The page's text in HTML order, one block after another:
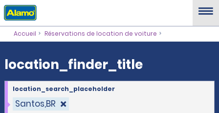
location_finder_title
Accueil Réservations de location de voiture
location_finder_title
Santos,BR
location_search_placeholder